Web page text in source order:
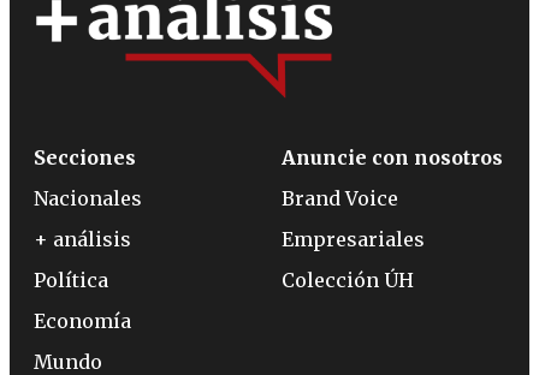
Secciones
Nacionales
+ análisis
Política
Economía
Mundo
Anuncie con nosotros
Brand Voice
Empresariales
Colección ÚH